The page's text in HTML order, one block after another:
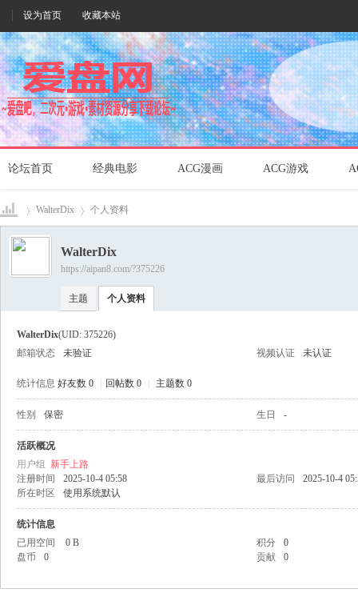
设为首页 收藏本站
论坛首页 经典电影 ACG漫画 ACG游戏
爱盘›
WalterDix 个人资料
WalterDix
https://aipan8.com/?375226
主题 个人资料
WalterDix(UID: 375226)
邮箱状态
未验证 视频认证 未认证
统计信息 好友数 0 回帖数 0 主题数 0
性别 保密 生日 -
活跃概况
用户组 新手上路
注册时间
2025-10-4 05:58 最后访问
2025-10-4
所在时区
使用系统默认
统计信息
已用空间
0 B 积分
0
盘币
0 贡献 0